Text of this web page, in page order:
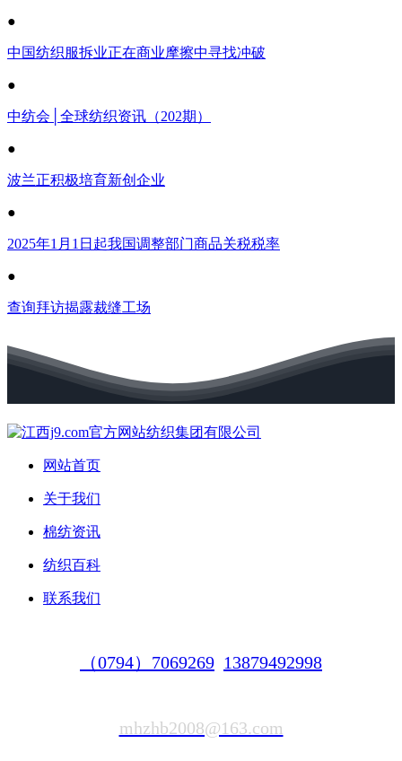
●
中国纺织服拆业正在商业摩擦中寻找冲破
●
中纺会│全球纺织资讯（202期）
●
波兰正积极培育新创企业
●
2025年1月1日起我国调整部门商品关税税率
●
查询拜访揭露裁缝工场
网站首页
关于我们
棉纺资讯
纺织百科
联系我们
（0794）7069269 13879492998
mhzhb2008@163.com